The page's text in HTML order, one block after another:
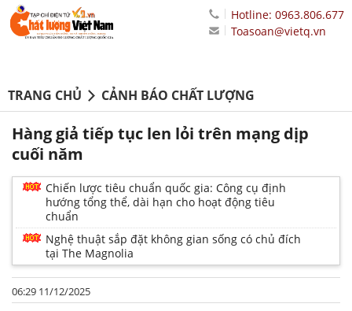
Hotline: 0963.806.677
Toasoan@vietq.vn
TRANG CHỦ CẢNH BÁO CHẤT LƯỢNG
Hàng giả tiếp tục len lỏi trên mạng dịp
cuối năm
Chiến lược tiêu chuẩn quốc gia: Công cụ định
hướng tổng thể, dài hạn cho hoạt động tiêu
chuẩn
Nghệ thuật sắp đặt không gian sống có chủ đích
tại The Magnolia
06:29 11/12/2025